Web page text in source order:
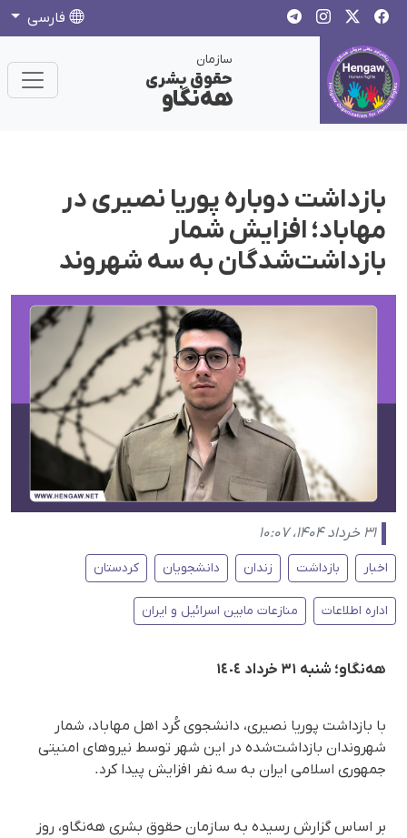
فارسی
سازمان
حقوق بشری
هەنگاو
بازداشت دوباره پوریا نصیری در
مهاباد؛ افزایش شمار
بازداشت‌شدگان به سه شهروند
۳۱ خرداد ۱۴۰۴، ۱۰:۰۷
اخبار بازداشت زندان دانشجویان کردستان
اداره اطلاعات منازعات مابین اسرائیل و ایران
هه‌‌نگاو؛ شنبه ۳۱ خرداد ١٤٠٤
با بازداشت پوریا نصیری، دانشجوی کُرد اهل مهاباد، شمار
شهروندان بازداشت‌شده در این شهر توسط نیروهای امنیتی
جمهوری اسلامی ایران به سه نفر افزایش پیدا کرد.
بر اساس گزارش رسیده به سازمان حقوق بشری هه‌نگاو، روز